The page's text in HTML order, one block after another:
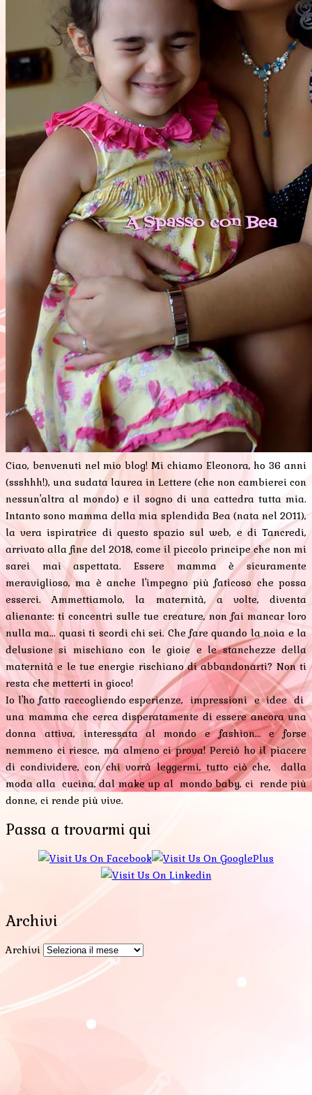
Ciao, benvenuti nel mio blog! Mi chiamo Eleonora, ho 36 anni
(ssshhh!), una sudata laurea in Lettere (che non cambierei con
nessun'altra al mondo) e il sogno di una cattedra tutta mia.
Intanto sono mamma della mia splendida Bea (nata nel 2011),
la vera ispiratrice di questo spazio sul web, e di Tancredi,
arrivato alla fine del 2018, come il piccolo principe che non mi
sarei mai aspettata. Essere mamma è sicuramente
meraviglioso, ma è anche l'impegno più faticoso che possa
esserci. Ammettiamolo, la maternità, a volte, diventa
alienante: ti concentri sulle tue creature, non fai mancar loro
nulla ma... quasi ti scordi chi sei. Che fare quando la noia e la
delusione si mischiano con le gioie e le stanchezze della
maternità e le tue energie rischiano di abbandonarti? Non ti
resta che metterti in gioco!
Io l'ho fatto raccogliendo esperienze, impressioni e idee di
una mamma che cerca disperatamente di essere ancora una
donna attiva, interessata al mondo e fashion... e forse
nemmeno ci riesce, ma almeno ci prova! Perciò ho il piacere
di condividere, con chi vorrà leggermi, tutto ciò che, dalla
moda alla cucina, dal make up al mondo baby, ci rende più
donne, ci rende più vive.
Passa a trovarmi qui
Archivi
Archivi